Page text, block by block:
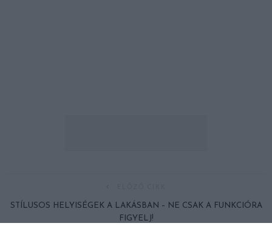
STÍLUSOS HELYISÉGEK A LAKÁSBAN – NE CSAK A FUNKCIÓRA
FIGYELJ!